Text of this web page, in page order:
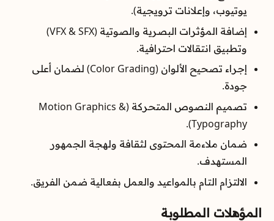
يوتيوب، وإعلانات ترويجية).
إضافة المؤثرات البصرية والصوتية (VFX & SFX)
وتطبيق انتقالات احترافية.
إجراء تصحيح الألوان (Color Grading) لضمان أعلى
جودة.
تصميم النصوص المتحركة (Motion Graphics &
Typography).
ضمان ملاءمة المحتوى لثقافة ولهجة الجمهور
المستهدف.
الالتزام التام بالمواعيد والعمل بفعالية ضمن الفريق.
المؤهلات المطلوبة